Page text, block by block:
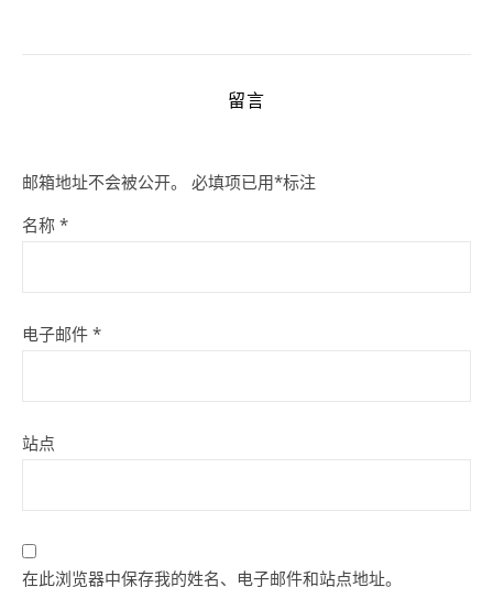
留言
邮箱地址不会被公开。 必填项已用*标注
名称 *
电子邮件 *
站点
在此浏览器中保存我的姓名、电子邮件和站点地址。